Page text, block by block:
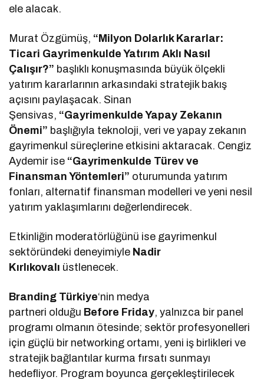
ele alacak.
Murat Özgümüş, “Milyon Dolarlık Kararlar:
Ticari Gayrimenkulde Yatırım Aklı Nasıl
Çalışır?” başlıklı konuşmasında büyük ölçekli
yatırım kararlarının arkasındaki stratejik bakış
açısını paylaşacak. Sinan
Şensivas, “Gayrimenkulde Yapay Zekanın
Önemi” başlığıyla teknoloji, veri ve yapay zekanın
gayrimenkul süreçlerine etkisini aktaracak. Cengiz
Aydemir ise “Gayrimenkulde Türev ve
Finansman Yöntemleri” oturumunda yatırım
fonları, alternatif finansman modelleri ve yeni nesil
yatırım yaklaşımlarını değerlendirecek.
Etkinliğin moderatörlüğünü ise gayrimenkul
sektöründeki deneyimiyle Nadir
Kırlıkovalı üstlenecek.
Branding Türkiye‘nin medya
partneri olduğu Before Friday, yalnızca bir panel
programı olmanın ötesinde; sektör profesyonelleri
için güçlü bir networking ortamı, yeni iş birlikleri ve
stratejik bağlantılar kurma fırsatı sunmayı
hedefliyor. Program boyunca gerçekleştirilecek